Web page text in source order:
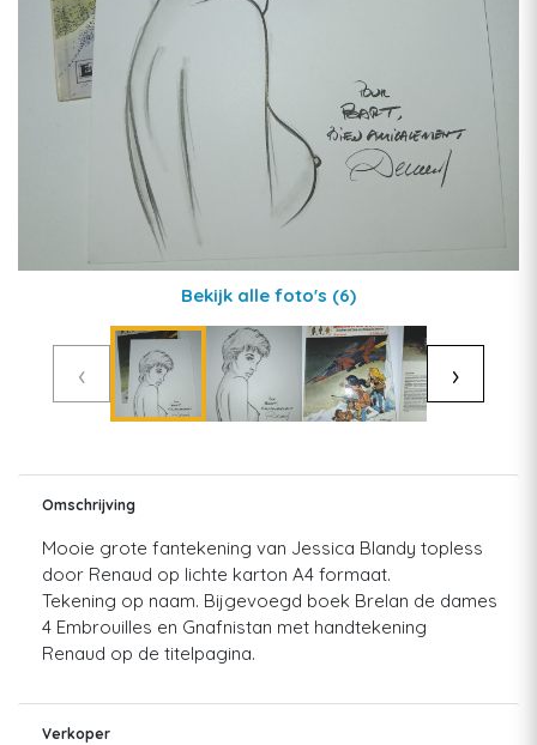
Bekijk alle foto's (6)
‹ ›
Omschrijving
Mooie grote fantekening van Jessica Blandy topless
door Renaud op lichte karton A4 formaat.
Tekening op naam. Bijgevoegd boek Brelan de dames
4 Embrouilles en Gnafnistan met handtekening
Renaud op de titelpagina.
Verkoper